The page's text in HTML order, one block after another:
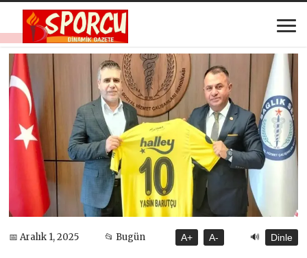
📅 Aralık 1, 2025 📂 Bugün A+ A- 🔊 Dinle